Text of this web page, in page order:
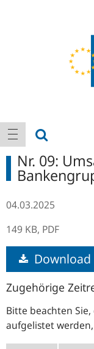
Hauptnavigation
Navigation
Nr. 09:
04.03.2025
149 KB, PDF
Download
Zugehörige
Bitte beachten
aufgelistet